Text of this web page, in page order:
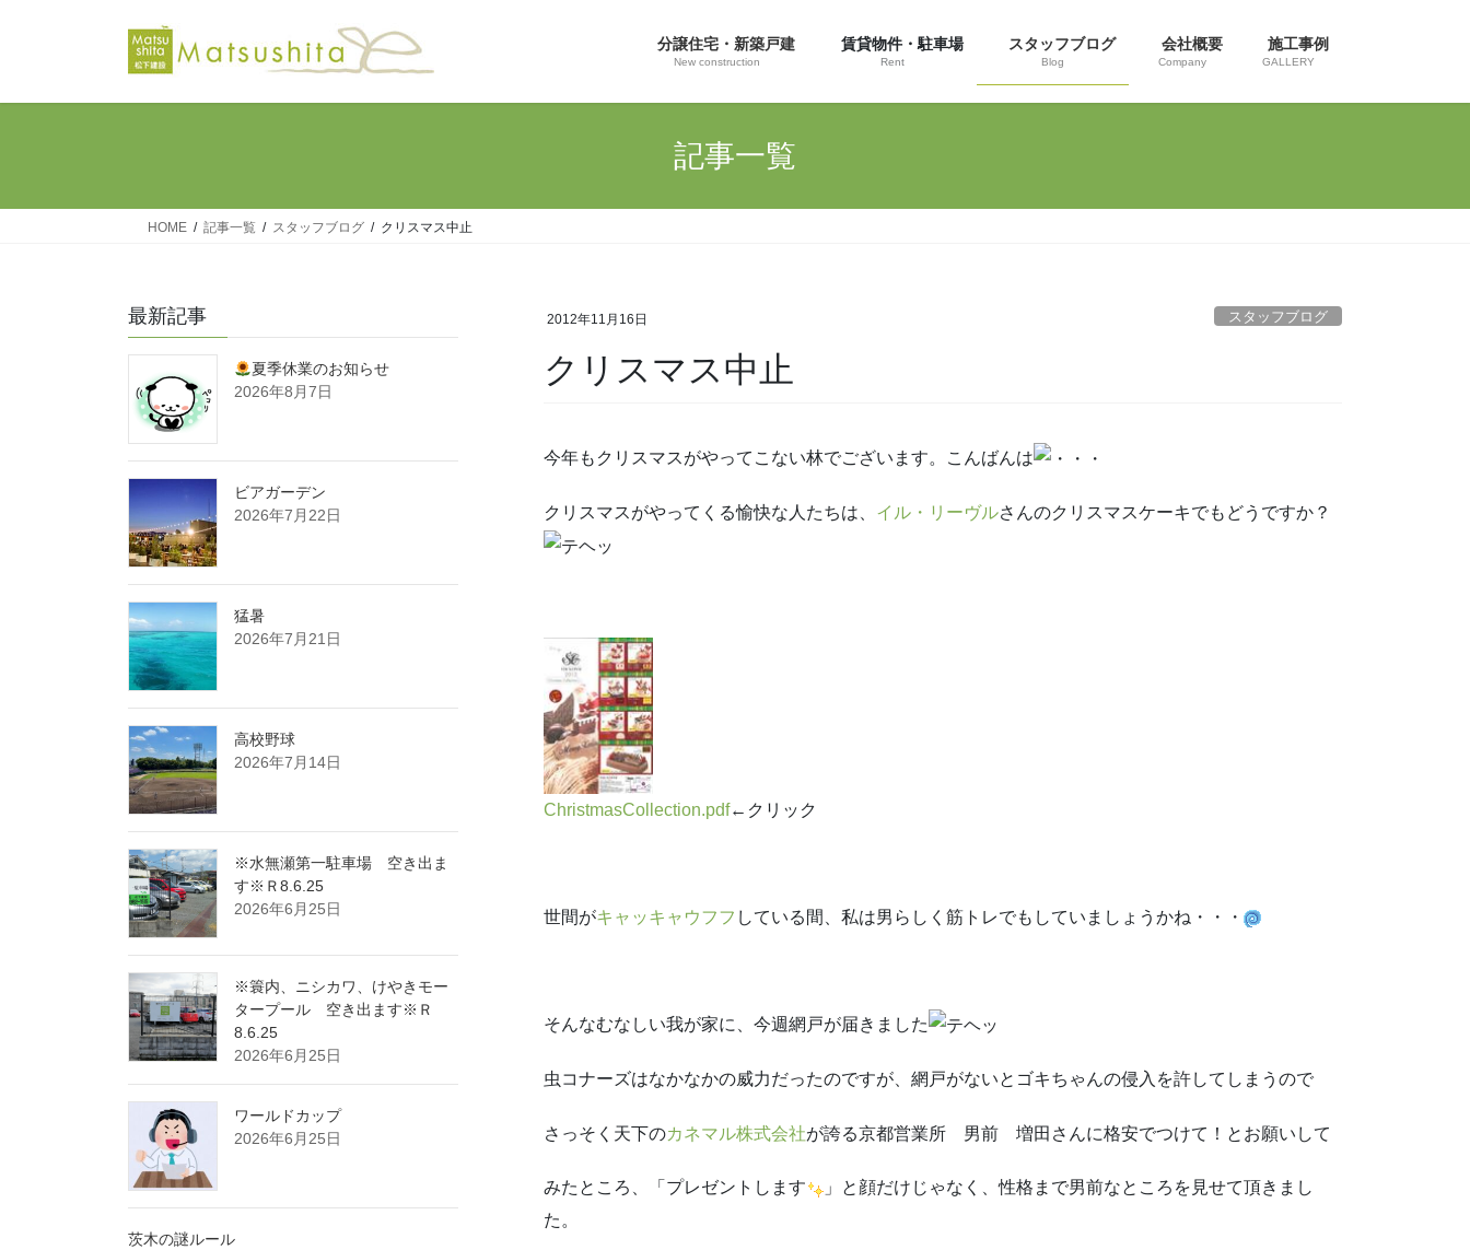
分譲住宅・新築戸建
New construction
賃貸物件・駐車場
Rent
スタッフブログ
Blog
会社概要
Company
施工事例
GALLERY
記事一覧
HOME 記事一覧 スタッフブログ クリスマス中止
2012年11月16日 スタッフブログ
クリスマス中止
今年もクリスマスがやってこない林でございます。こんばんは
クリスマスがやってくる愉快な人たちは、 イル・リーヴルさんのクリスマスケーキでもどうですか？
ChristmasCollection.pdf←クリック
世間がキャッキャウフフ している間、私は男らしく筋トレでもしていましょうかね・・・
そんなむなしい我が家に、今週網戸が届きました
虫コナーズはなかなかの威力だったのですが、網戸がないとゴキちゃんの侵入を許してしまうので
さっそく天下のカネマル株式会社が誇る京都営業所 男前 増田さんに格安でつけて！とお願いして
みたところ、「プレゼントします
」と顔だけじゃなく、性格まで男前なところを見せて頂きまし
た。
最新記事
夏季休業のお知らせ
2026年8月7日
ビアガーデン
2026年7月22日
猛暑
2026年7月21日
高校野球
2026年7月14日
※水無瀬第一駐車場 空き出ま
す※Ｒ8.6.25
2026年6月25日
※簑内、ニシカワ、けやきモー
タープール 空き出ます※Ｒ
8.6.25
2026年6月25日
ワールドカップ
2026年6月25日
茨木の謎ルール